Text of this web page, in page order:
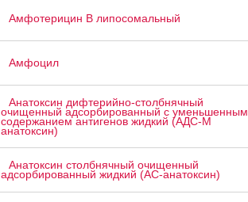
Амфотерицин В липосомальный
Амфоцил
Анатоксин дифтерийно-столбнячный
очищенный адсорбированный с уменьшенным
содержанием антигенов жидкий (АДС-М
анатоксин)
Анатоксин столбнячный очищенный
адсорбированный жидкий (АС-анатоксин)